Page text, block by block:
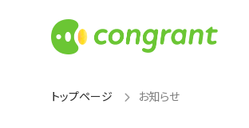
トップページ お知らせ